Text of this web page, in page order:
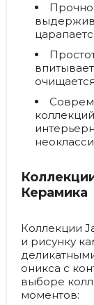
Керамика
Коллекции
и рисунку
оникса с
выборе
моментов: